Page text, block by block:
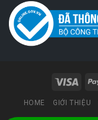
HOME GIỚI THIỆU